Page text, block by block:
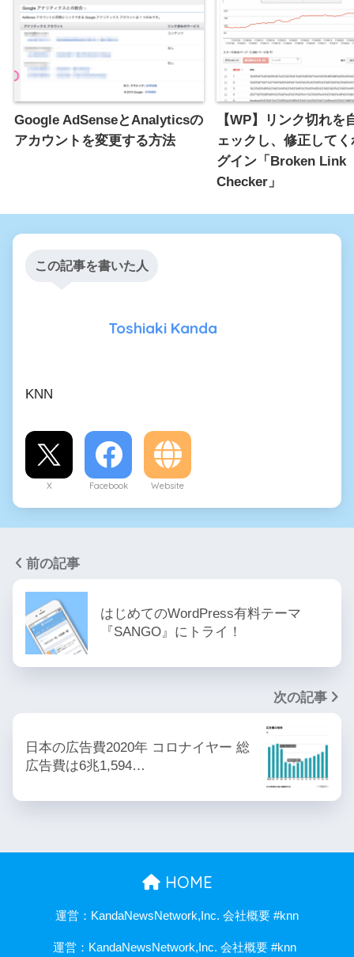
Google AdSenseとAnalyticsの
アカウントを変更する方法
【WP】リンク切れを
ェックし、修正して
グイン「Broken Link
Checker」
この記事を書いた人
Toshiaki Kanda
KNN
X Facebook Website
前の記事
はじめてのWordPress有料テーマ
『SANGO』にトライ！
次の記事
日本の広告費2020年 コロナイヤー 総
広告費は6兆1,594…
HOME
運営：KandaNewsNetwork,Inc. 会社概要 #knn
運営：KandaNewsNetwork,Inc. 会社概要 #knn